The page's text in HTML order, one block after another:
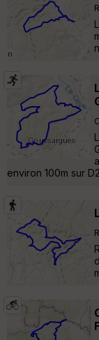
environ 100m sur